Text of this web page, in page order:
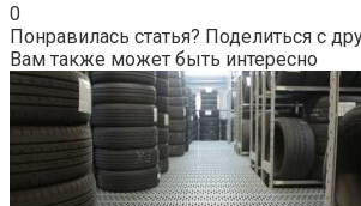
0
Понравилась статья? Поделиться с
Вам также может быть интересно